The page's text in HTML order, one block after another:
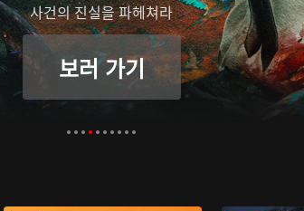
사건의 진실을 파헤쳐라
보러 가기